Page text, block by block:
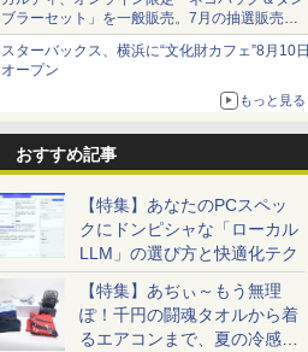
ブラーセット」を一般販売。7月の抽選販売の
当選無効分
スターバックス、横浜に“文化財カフェ”8月10日
オープン
もっと見る
おすすめ記事
【特集】あなたのPCスペッ
クにドンピシャな「ローカル
LLM」の選び方と快適化テク
【特集】あぢぃ～もう無理
ぽ！千円の闘魂タオルから着
るエアコンまで、夏の冷感グ